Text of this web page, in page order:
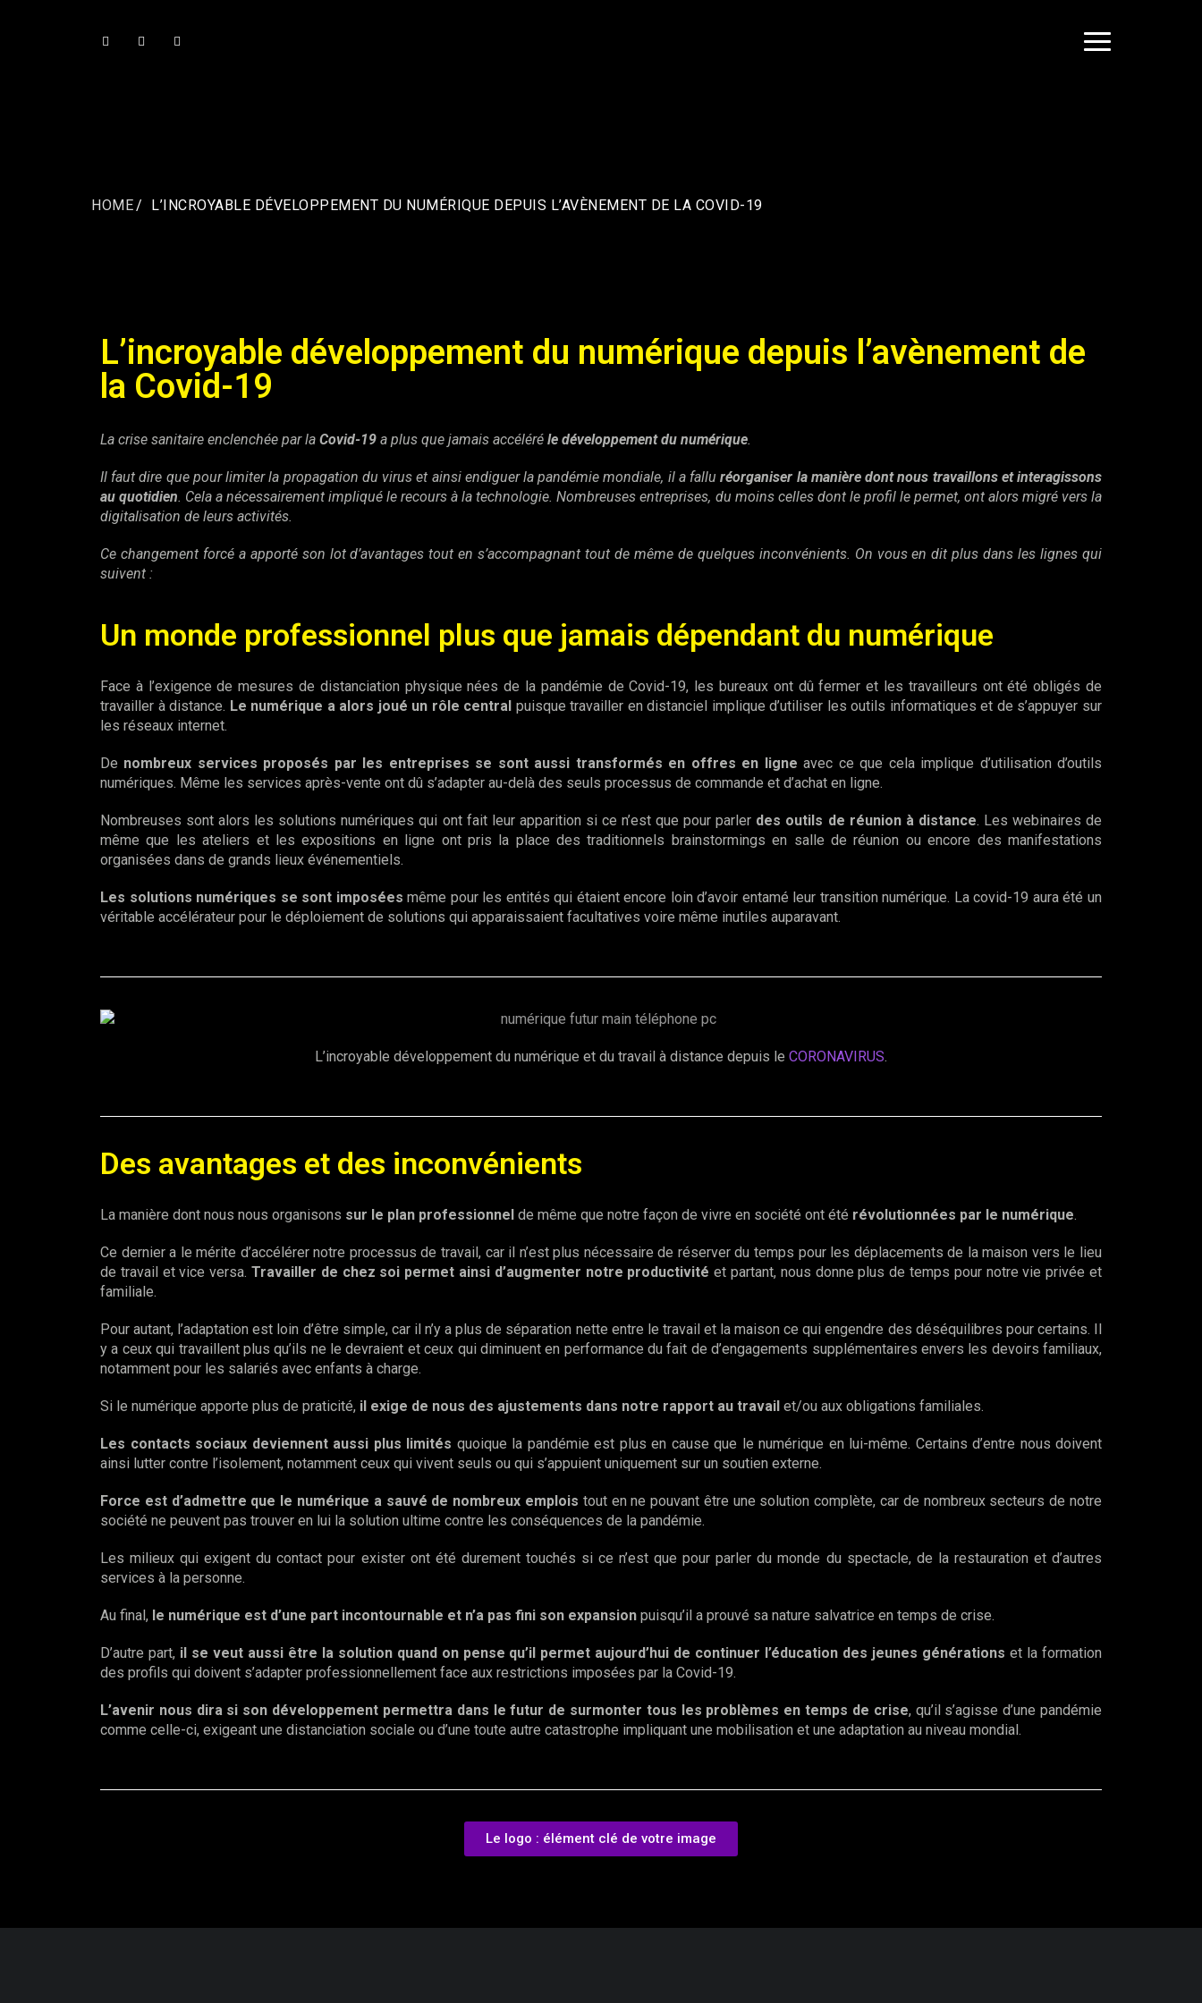
CRÉATION LOGO ENTREPRISE |
HOME L’INCROYABLE DÉVELOPPEMENT DU NUMÉRIQUE DEPUIS L’AVÈNEMENT DE LA COVID-19
L’incroyable développement du numérique depuis l’avènement de
la Covid-19
La crise sanitaire enclenchée par la Covid-19 a plus que jamais accéléré le développement du numérique.
Il faut dire que pour limiter la propagation du virus et ainsi endiguer la pandémie mondiale, il a falluréorganiser la manière dont nous travaillons et interagissons
au quotidien. Cela a nécessairement impliqué le recours à la technologie. Nombreuses entreprises, du moins celles dont le profil le permet, ont alors migré vers la
digitalisation de leurs activités.
Ce changement forcé a apporté son lot d’avantages tout en s’accompagnant tout de même de quelques inconvénients. On vous en dit plus dans les lignes qui
suivent :
Un monde professionnel plus que jamais dépendant du numérique
Face à l’exigence de mesures de distanciation physique nées de la pandémie de Covid-19, les bureaux ont dû fermer et les travailleurs ont été obligés de
travailler à distance. Le numérique a alors joué un rôle central puisque travailler en distanciel implique d’utiliser les outils informatiques et de s’appuyer sur
les réseaux internet.
De nombreux services proposés par les entreprises se sont aussi transformés en offres en ligne avec ce que cela implique d’utilisation d’outils
numériques. Même les services après-vente ont dû s’adapter au-delà des seuls processus de commande et d’achat en ligne.
Nombreuses sont alors les solutions numériques qui ont fait leur apparition si ce n’est que pour parler des outils de réunion à distance. Les webinaires de
même que les ateliers et les expositions en ligne ont pris la place des traditionnels brainstormings en salle de réunion ou encore des manifestations
organisées dans de grands lieux événementiels.
Les solutions numériques se sont imposées même pour les entités qui étaient encore loin d’avoir entamé leur transition numérique. La covid-19 aura été un
véritable accélérateur pour le déploiement de solutions qui apparaissaient facultatives voire même inutiles auparavant.
L’incroyable développement du numérique et du travail à distance depuis le CORONAVIRUS.
Des avantages et des inconvénients
La manière dont nous nous organisons sur le plan professionnel de même que notre façon de vivre en société ont été révolutionnées par le numérique.
Ce dernier a le mérite d’accélérer notre processus de travail, car il n’est plus nécessaire de réserver du temps pour les déplacements de la maison vers le lieu
de travail et vice versa. Travailler de chez soi permet ainsi d’augmenter notre productivité et partant, nous donne plus de temps pour notre vie privée et
familiale.
Pour autant, l’adaptation est loin d’être simple, car il n’y a plus de séparation nette entre le travail et la maison ce qui engendre des déséquilibres pour certains. Il
y a ceux qui travaillent plus qu’ils ne le devraient et ceux qui diminuent en performance du fait de d’engagements supplémentaires envers les devoirs familiaux,
notamment pour les salariés avec enfants à charge.
Si le numérique apporte plus de praticité, il exige de nous des ajustements dans notre rapport au travail et/ou aux obligations familiales.
Les contacts sociaux deviennent aussi plus limités quoique la pandémie est plus en cause que le numérique en lui-même. Certains d’entre nous doivent
ainsi lutter contre l’isolement, notamment ceux qui vivent seuls ou qui s’appuient uniquement sur un soutien externe.
Force est d’admettre que le numérique a sauvé de nombreux emplois tout en ne pouvant être une solution complète, car de nombreux secteurs de notre
société ne peuvent pas trouver en lui la solution ultime contre les conséquences de la pandémie.
Les milieux qui exigent du contact pour exister ont été durement touchés si ce n’est que pour parler du monde du spectacle, de la restauration et d’autres
services à la personne.
Au final, le numérique est d’une part incontournable et n’a pas fini son expansion puisqu’il a prouvé sa nature salvatrice en temps de crise.
D’autre part, il se veut aussi être la solution quand on pense qu’il permet aujourd’hui de continuer l’éducation des jeunes générations et la formation
des profils qui doivent s’adapter professionnellement face aux restrictions imposées par la Covid-19.
L’avenir nous dira si son développement permettra dans le futur de surmonter tous les problèmes en temps de crise, qu’il s’agisse d’une pandémie
comme celle-ci, exigeant une distanciation sociale ou d’une toute autre catastrophe impliquant une mobilisation et une adaptation au niveau mondial.
Le logo : élément clé de votre image